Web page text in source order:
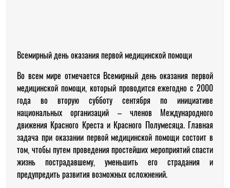
Всемирный день оказания первой медицинской помощи
Во всем мире отмечается Всемирный день оказания первой
медицинской помощи, который проводится ежегодно с 2000
года во вторую субботу сентября по инициативе
национальных организаций – членов Международного
движения Красного Креста и Красного Полумесяца. Главная
задача при оказании первой медицинской помощи состоит в
том, чтобы путем проведения простейших мероприятий спасти
жизнь пострадавшему, уменьшить его страдания и
предупредить развития возможных осложнений.